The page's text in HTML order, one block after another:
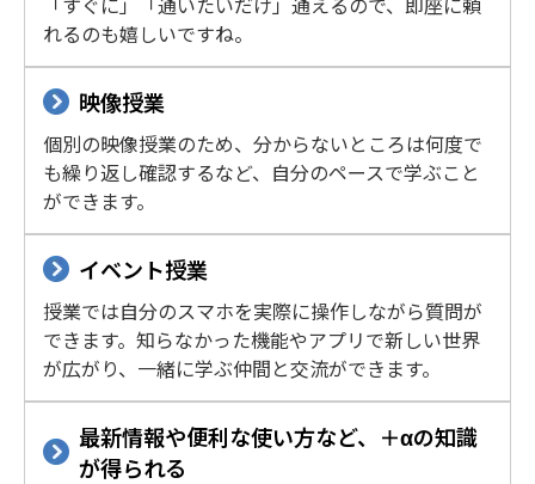
れるのも嬉しいですね。
映像授業
個別の映像授業のため、分からないところは何度で
も繰り返し確認するなど、自分のペースで学ぶこと
ができます。
イベント授業
授業では自分のスマホを実際に操作しながら質問が
できます。知らなかった機能やアプリで新しい世界
が広がり、一緒に学ぶ仲間と交流ができます。
最新情報や便利な使い方など、＋αの知識
が得られる